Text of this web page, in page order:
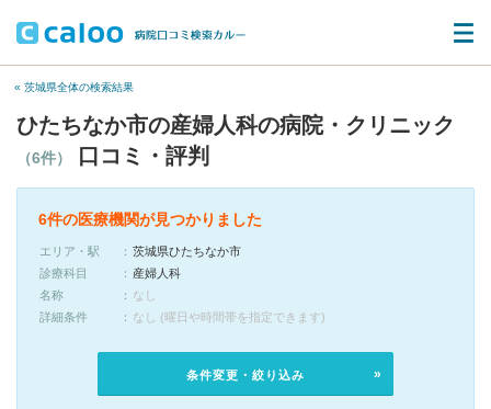
« 茨城県全体の検索結果
ひたちなか市の産婦人科の病院・クリニック
（6件） 口コミ・評判
6件の医療機関が見つかりました
エリア・駅
茨城県ひたちなか市
診療科目
産婦人科
名称
なし
詳細条件
なし (曜日や時間帯を指定できます)
条件変更・絞り込み